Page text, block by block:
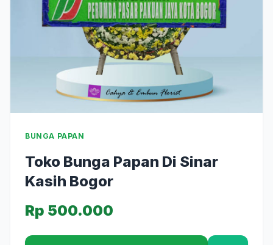
BUNGA PAPAN
Toko Bunga Papan Di Sinar
Kasih Bogor
Rp 500.000